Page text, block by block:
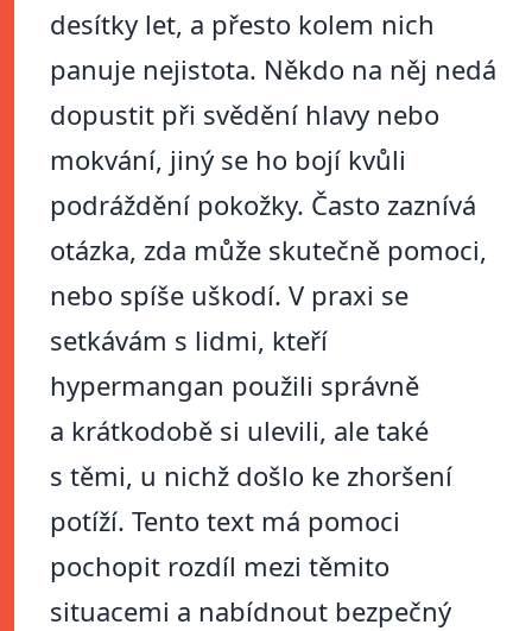
desítky let, a přesto kolem nich
panuje nejistota. Někdo na něj nedá
dopustit při svědění hlavy nebo
mokvání, jiný se ho bojí kvůli
podráždění pokožky. Často zaznívá
otázka, zda může skutečně pomoci,
nebo spíše uškodí. V praxi se
setkávám s lidmi, kteří
hypermangan použili správně
a krátkodobě si ulevili, ale také
s těmi, u nichž došlo ke zhoršení
potíží. Tento text má pomoci
pochopit rozdíl mezi těmito
situacemi a nabídnout bezpečný